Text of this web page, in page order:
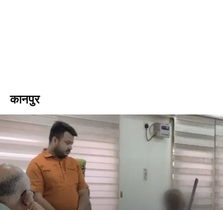
कानपुर